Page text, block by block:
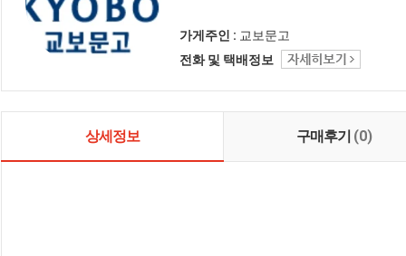
가게주인 : 교보문고
전화 및 택배정보
상세정보 구매후기 (0)